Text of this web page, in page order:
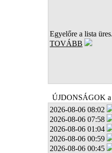
Egyelőre a lista
TOVÁBB
ÚJDONSÁGOK a
2026-08-06 08:02
2026-08-06 07:58
2026-08-06 01:04
2026-08-06 00:59
2026-08-06 00:45